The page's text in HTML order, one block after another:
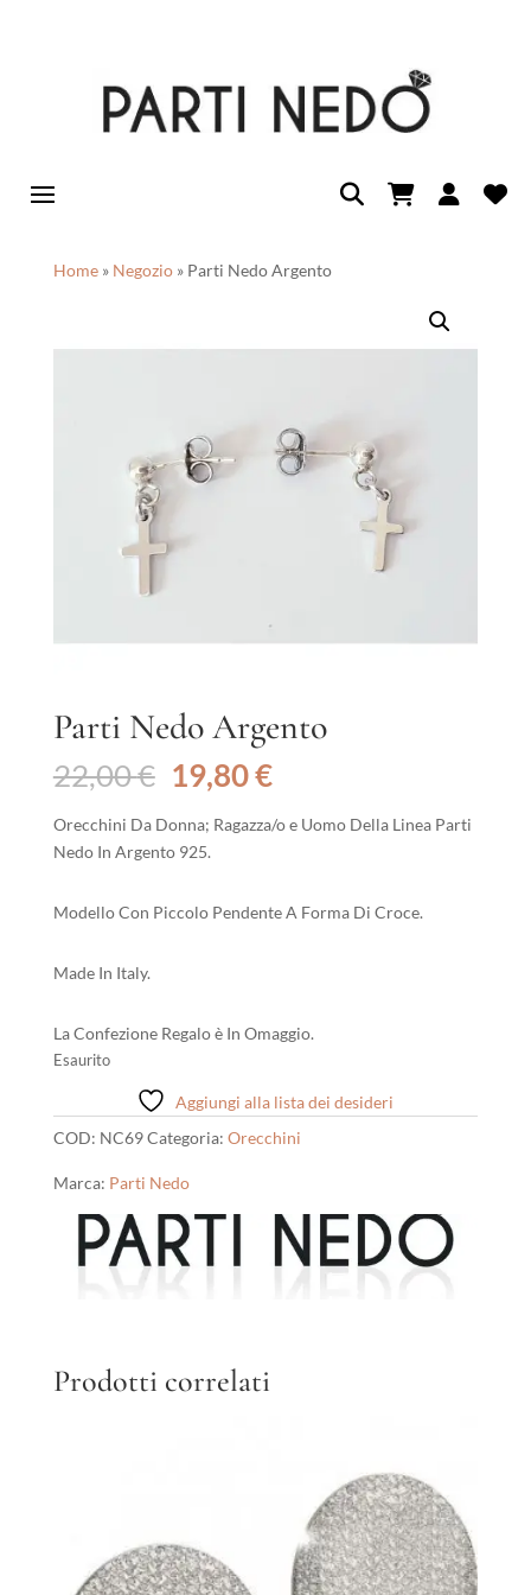
Home» Negozio» Parti Nedo Argento
Parti Nedo Argento
22,00€ Il
prezzo
originale
era:
19,80€Il
attuale
Orecchini Da Donna; Ragazza/o e Uomo Della Linea Parti
Nedo In Argento 925.
Modello Con Piccolo Pendente A Forma Di Croce.
Made In Italy.
La Confezione Regalo è In Omaggio.
Esaurito
Aggiungi alla lista dei desideri
COD: NC69Categoria: Orecchini
Marca: Parti Nedo
Prodotti correlati